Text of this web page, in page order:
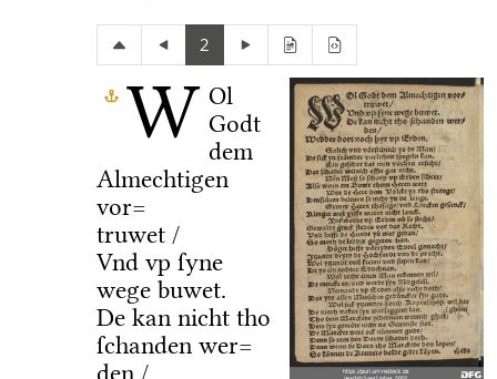
2
W Ol
Godt
dem
Almechtigen
vor=
truwet /
Vnd vp ſyne
wege buwet.
De kan nicht tho
ſchanden wer=